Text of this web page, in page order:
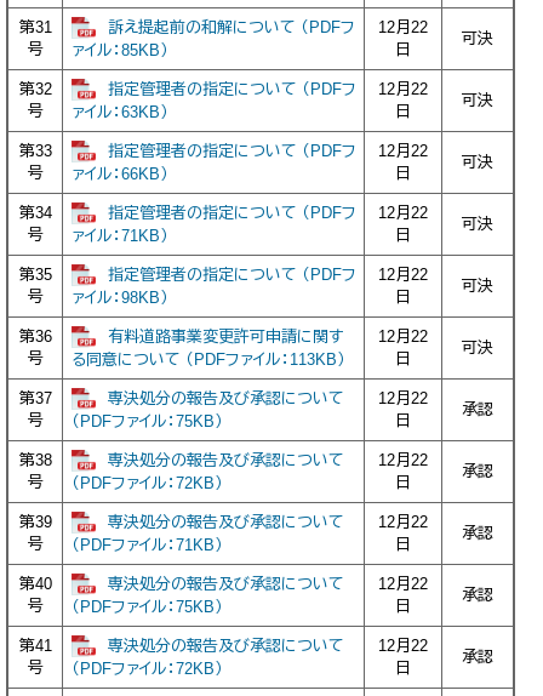
第31
号
訴え提起前の和解について （PDFフ
ァイル：85KB）
12月22
日
可決
第32
号
指定管理者の指定について （PDFフ
ァイル：63KB）
12月22
日
可決
第33
号
指定管理者の指定について （PDFフ
ァイル：66KB）
12月22
日
可決
第34
号
指定管理者の指定について （PDFフ
ァイル：71KB）
12月22
日
可決
第35
号
指定管理者の指定について （PDFフ
ァイル：98KB）
12月22
日
可決
第36
号
有料道路事業変更許可申請に関す
る同意について （PDFファイル：113KB）
12月22
日
可決
第37
号
専決処分の報告及び承認について
（PDFファイル：75KB）
12月22
日
承認
第38
号
専決処分の報告及び承認について
（PDFファイル：72KB）
12月22
日
承認
第39
号
専決処分の報告及び承認について
（PDFファイル：71KB）
12月22
日
承認
第40
号
専決処分の報告及び承認について
（PDFファイル：75KB）
12月22
日
承認
第41
号
専決処分の報告及び承認について
（PDFファイル：72KB）
12月22
日
承認